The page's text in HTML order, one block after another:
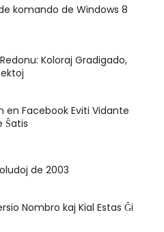
komando de Windows 8
Koloraj Gradigado,
en Facebook Eviti Vidante
Ŝatis
de 2003
Nombro kaj Kial Estas Ĝi